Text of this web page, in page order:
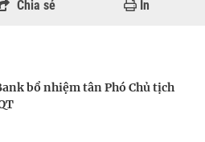
Chia sẻ In
bổ nhiệm tân Phó Chủ tịch